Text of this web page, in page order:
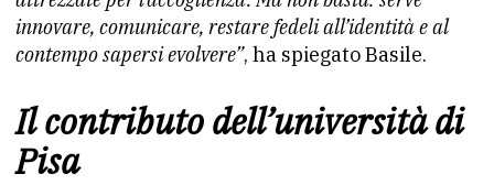
innovare, comunicare, restare fedeli all’identità e al
contempo sapersi evolvere”, ha spiegato Basile.
Il contributo dell’università di
Pisa